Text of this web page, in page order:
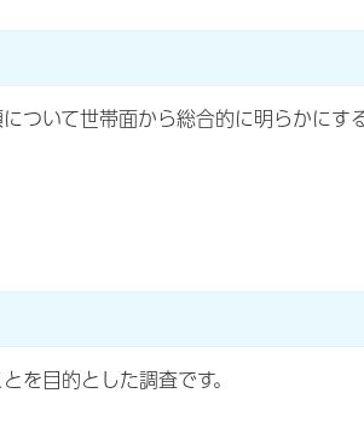
ついて世帯面から総合的に明らかにす
を目的とした調査です。